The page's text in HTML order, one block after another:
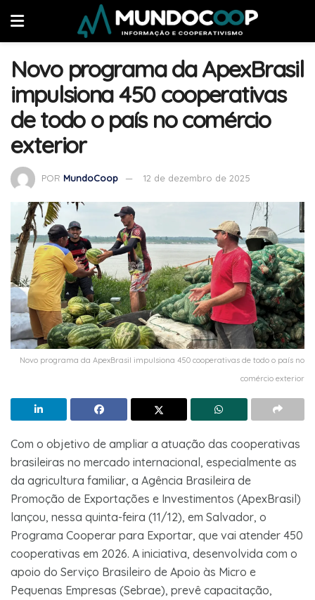
Novo programa da ApexBrasil
impulsiona 450 cooperativas
de todo o país no comércio
exterior
POR MundoCoop 12 de dezembro de 2025
Novo programa da ApexBrasil impulsiona 450 cooperativas de todo o país no
comércio exterior
Com o objetivo de ampliar a atuação das cooperativas
brasileiras no mercado internacional, especialmente as
da agricultura familiar, a Agência Brasileira de
Promoção de Exportações e Investimentos (ApexBrasil)
lançou, nessa quinta-feira (11/12), em Salvador, o
Programa Cooperar para Exportar, que vai atender 450
cooperativas em 2026. A iniciativa, desenvolvida com o
apoio do Serviço Brasileiro de Apoio às Micro e
Pequenas Empresas (Sebrae), prevê capacitação,